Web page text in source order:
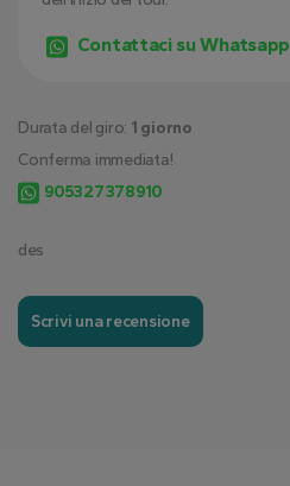
des
Scrivi una recensione
Contattaci su Whatsapp
Durata del giro: 1 giorno
Conferma immediata!
905327378910